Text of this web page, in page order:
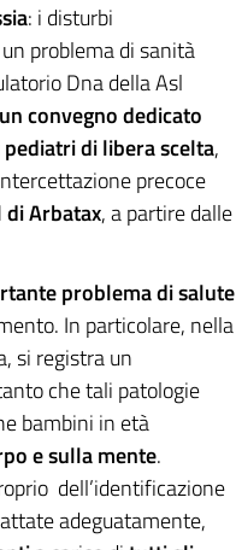
: i disturbi
problema di sanità
Dna della Asl
un convegno dedicato
di libera scelta,
precoce
Arbatax, a partire dalle
problema di salute
In particolare, nella
si registra un
che tali patologie
bambini in età
e sulla mente.
dell’identificazione
adeguatamente,